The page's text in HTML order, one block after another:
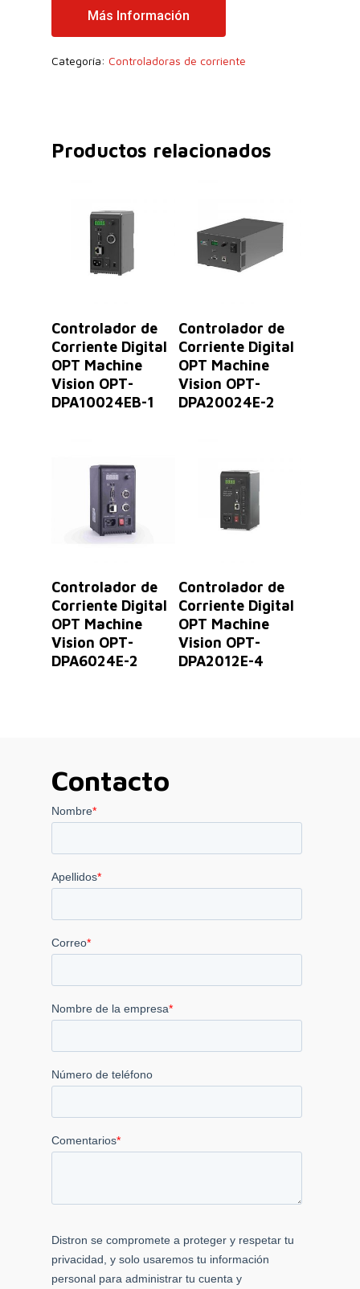
Más Información
Categoría: Controladoras de corriente
Productos relacionados
Leer Más
Controlador de
Corriente Digital
OPT Machine
Vision OPT-
DPA10024EB-1
Leer Más
Controlador de
Corriente Digital
OPT Machine
Vision OPT-
DPA20024E-2
Controlador de
Corriente Digital
OPT Machine
Vision OPT-
DPA6024E-2
Controlador de
Corriente Digital
OPT Machine
Vision OPT-
DPA2012E-4
Contacto